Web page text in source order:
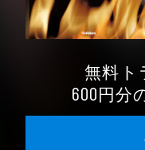
無料ト
600円分